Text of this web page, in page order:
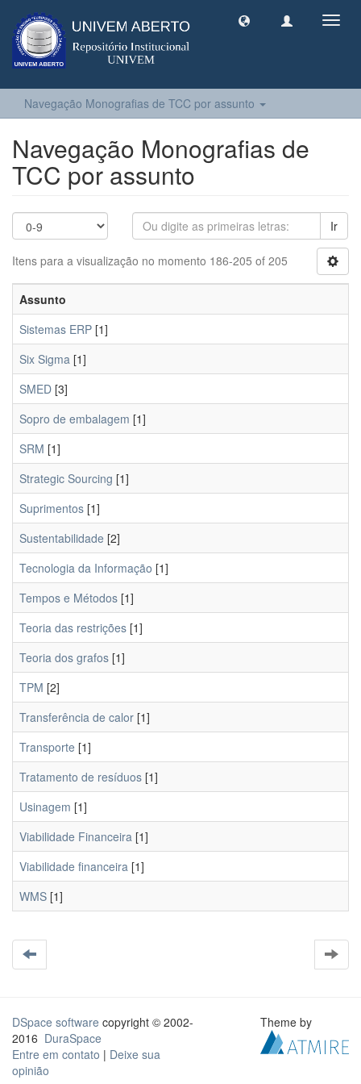
Navegação Monografias de TCC por assunto
Navegação Monografias de
TCC por assunto
Ir
Itens para a visualização no momento 186-205 of 205
Assunto
Sistemas ERP [1]
Six Sigma [1]
SMED [3]
Sopro de embalagem [1]
SRM [1]
Strategic Sourcing [1]
Suprimentos [1]
Sustentabilidade [2]
Tecnologia da Informação [1]
Tempos e Métodos [1]
Teoria das restrições [1]
Teoria dos grafos [1]
TPM [2]
Transferência de calor [1]
Transporte [1]
Tratamento de resíduos [1]
Usinagem [1]
Viabilidade Financeira [1]
Viabilidade financeira [1]
WMS [1]
DSpace software copyright © 2002-
2016 DuraSpace
Entre em contato | Deixe sua
opinião
Theme by